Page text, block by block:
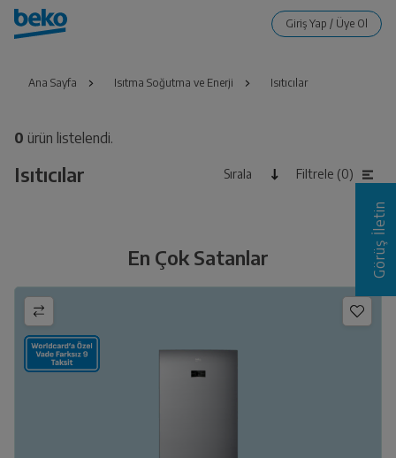
Ana Sayfa Isıtma Soğutma ve Enerji Isıtıcılar
0 ürün listelendi.
Isıtıcılar Sırala Filtrele (0)
En Çok Satanlar Görüş İletin